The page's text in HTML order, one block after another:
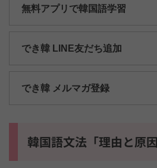
無料アプリで韓国語学習
でき韓 LINE友だち追加
でき韓 メルマガ登録
韓国語文法「理由と原